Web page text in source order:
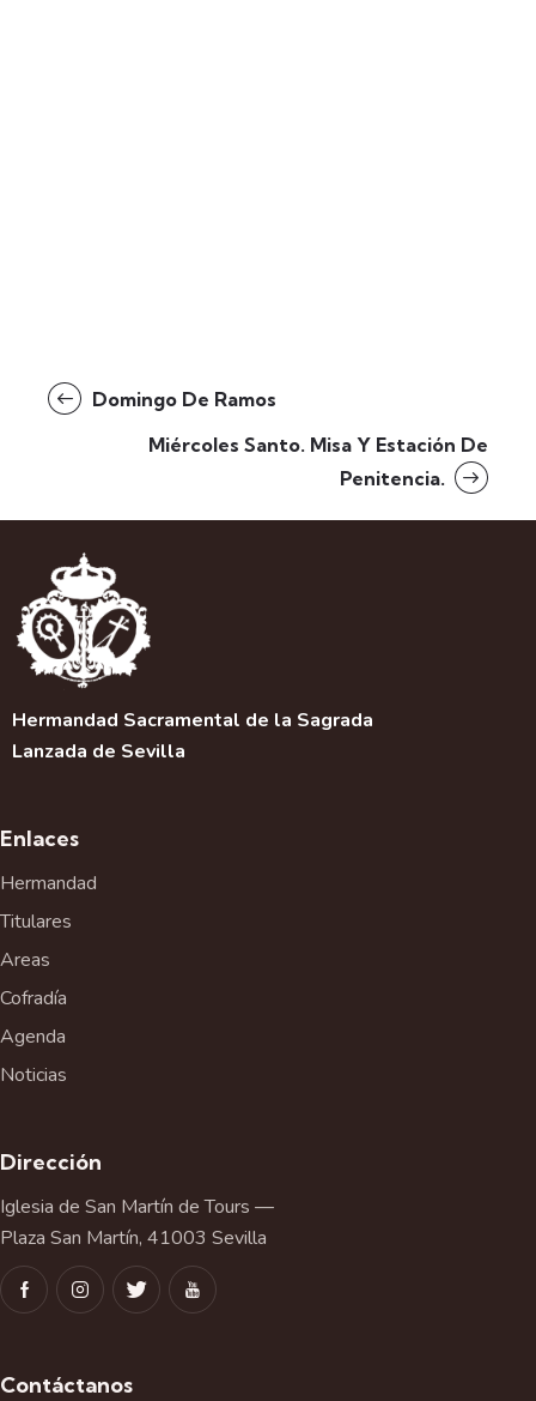
Domingo De Ramos
Miércoles Santo. Misa Y Estación De
Penitencia.
Hermandad Sacramental de la Sagrada
Lanzada de Sevilla
Enlaces
Hermandad
Titulares
Areas
Cofradía
Agenda
Noticias
Dirección
Iglesia de San Martín de Tours —
Plaza San Martín, 41003 Sevilla
Contáctanos